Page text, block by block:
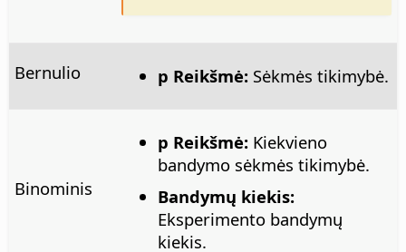
Bernulio p Reikšmė:Sėkmės tikimybė.
Binominis
p Reikšmė:Kiekvieno
bandymo sėkmės tikimybė.
Bandymų kiekis:
Eksperimento bandymų
kiekis.